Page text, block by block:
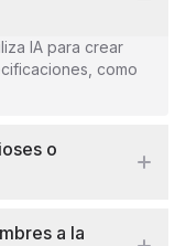
IA para crear
como
o
a la